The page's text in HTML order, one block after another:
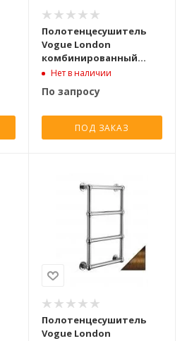
Полотенцесушитель
Vogue London
комбинированный
750x500, античное
Нет в наличии
По запросу
ПОД ЗАКАЗ
Полотенцесушитель
Vogue London